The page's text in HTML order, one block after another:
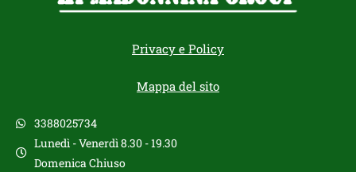
Privacy e Policy
Mappa del sito
3388025734
Lunedì - Venerdì 8.30 - 19.30
Domenica Chiuso